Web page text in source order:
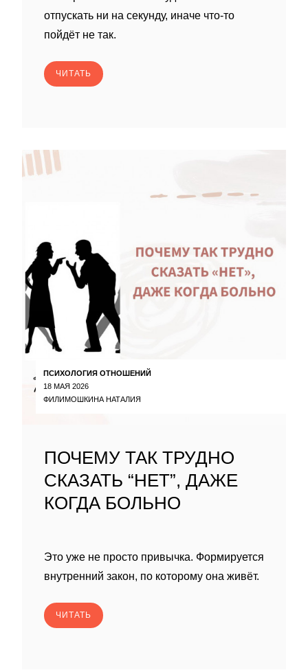
отпускать ни на секунду, иначе что-то
пойдёт не так.
ЧИТАТЬ
ПСИХОЛОГИЯ ОТНОШЕНИЙ
18 МАЯ 2026
ФИЛИМОШКИНА НАТАЛИЯ
ПОЧЕМУ ТАК ТРУДНО
СКАЗАТЬ “НЕТ”, ДАЖЕ
КОГДА БОЛЬНО
Это уже не просто привычка. Формируется
внутренний закон, по которому она живёт.
ЧИТАТЬ